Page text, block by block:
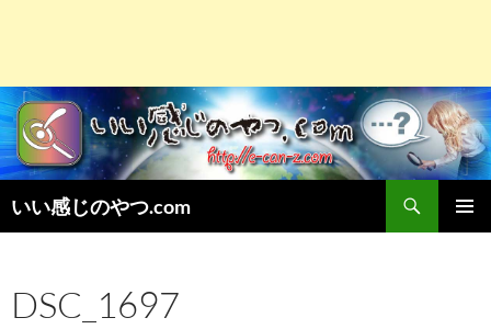
いい感じのやつ.com
索
ン
ツ
DSC_1697